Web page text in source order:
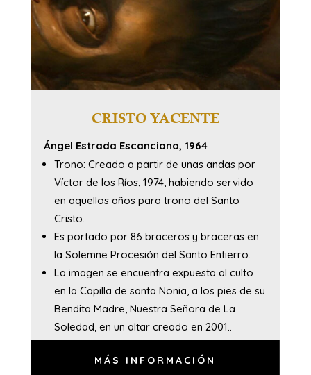
CRISTO YACENTE
Ángel Estrada Escanciano, 1964
Trono: Creado a partir de unas andas por
Víctor de los Ríos, 1974, habiendo servido
en aquellos años para trono del Santo
Cristo.
Es portado por 86 braceros y braceras en
la Solemne Procesión del Santo Entierro.
La imagen se encuentra expuesta al culto
en la Capilla de santa Nonia, a los pies de su
Bendita Madre, Nuestra Señora de La
Soledad, en un altar creado en 2001..
MÁS INFORMACIÓN